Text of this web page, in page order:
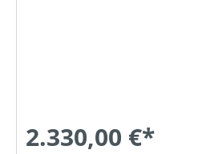
2.330,00 €*